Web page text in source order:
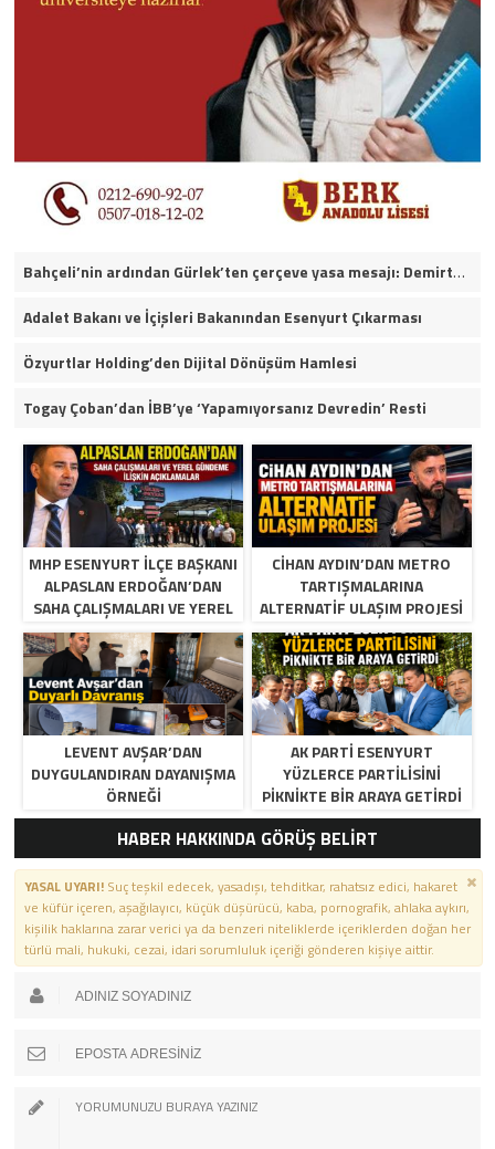
Bahçeli’nin ardından Gürlek’ten çerçeve yasa mesajı: Demirtaş ve Ahmet Özer yararlanamayacak
Adalet Bakanı ve İçişleri Bakanından Esenyurt Çıkarması
Özyurtlar Holding’den Dijital Dönüşüm Hamlesi
Togay Çoban’dan İBB’ye ‘Yapamıyorsanız Devredin’ Resti
MHP ESENYURT İLÇE BAŞKANI
ALPASLAN ERDOĞAN’DAN
SAHA ÇALIŞMALARI VE YEREL
GÜNDEME İLIŞKIN
AÇIKLAMALAR
CIHAN AYDIN’DAN METRO
TARTIŞMALARINA
ALTERNATIF ULAŞIM PROJESI
LEVENT AVŞAR’DAN
DUYGULANDIRAN DAYANIŞMA
ÖRNEĞI
AK PARTI ESENYURT
YÜZLERCE PARTILISINI
PIKNIKTE BIR ARAYA GETIRDI
HABER HAKKINDA GÖRÜŞ BELİRT
YASAL UYARI! Suç teşkil edecek, yasadışı, tehditkar, rahatsız edici, hakaret
ve küfür içeren, aşağılayıcı, küçük düşürücü, kaba, pornografik, ahlaka aykırı,
kişilik haklarına zarar verici ya da benzeri niteliklerde içeriklerden doğan her
türlü mali, hukuki, cezai, idari sorumluluk içeriği gönderen kişiye aittir.